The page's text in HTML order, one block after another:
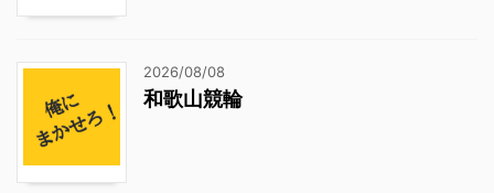
2026/08/08
和歌山競輪